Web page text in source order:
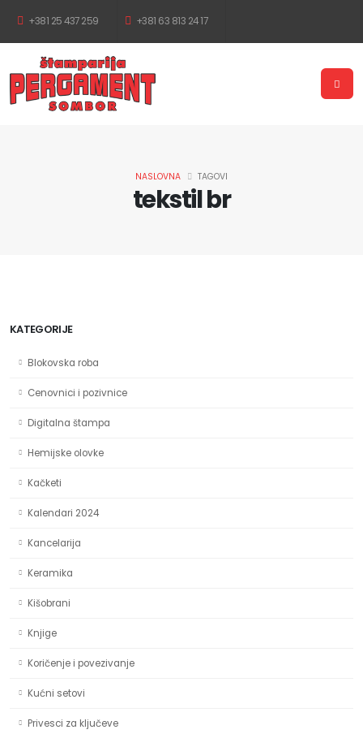
+381 25 437 259 +381 63 813 24 17
tekstil br
NASLOVNA TAGOVI
KATEGORIJE
Blokovska roba
Cenovnici i pozivnice
Digitalna štampa
Hemijske olovke
Kačketi
Kalendari 2024
Kancelarija
Keramika
Kišobrani
Knjige
Koričenje i povezivanje
Kućni setovi
Privesci za ključeve